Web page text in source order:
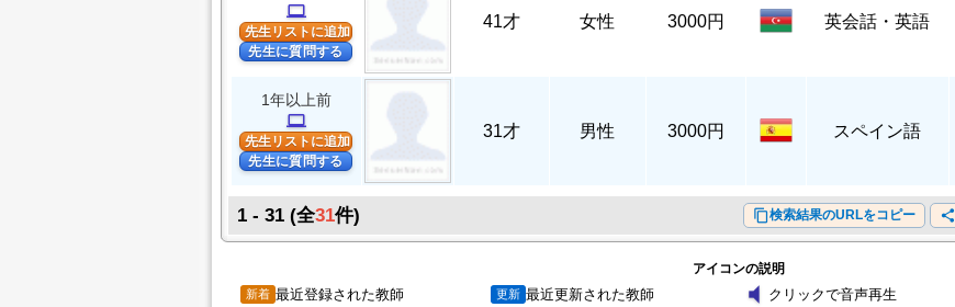
computer
先生リストに追加
先生に質問する
41才 女性 3000円 英会話・英語
1年以上前
computer
先生リストに追加
先生に質問する
31才 男性 3000円 スペイン語
1 - 31(全31件) content_copy検索結果のURLをコピー share
アイコンの説明
新着 最近登録された教師 更新 最近更新された教師 volume_mute クリックで音声再生